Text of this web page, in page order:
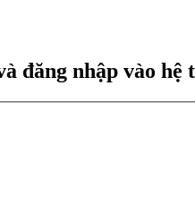
nhập vào hệ